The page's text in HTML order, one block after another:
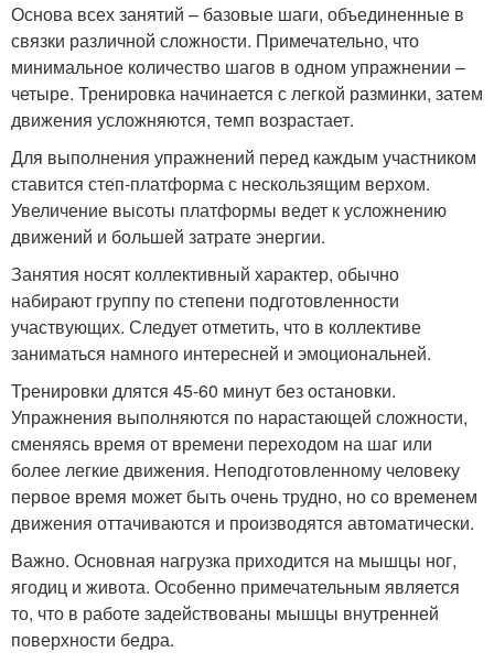
Основа всех занятий – базовые шаги, объединенные в
связки различной сложности. Примечательно, что
минимальное количество шагов в одном упражнении –
четыре. Тренировка начинается с легкой разминки, затем
движения усложняются, темп возрастает.
Для выполнения упражнений перед каждым участником
ставится степ-платформа с нескользящим верхом.
Увеличение высоты платформы ведет к усложнению
движений и большей затрате энергии.
Занятия носят коллективный характер, обычно
набирают группу по степени подготовленности
участвующих. Следует отметить, что в коллективе
заниматься намного интересней и эмоциональней.
Тренировки длятся 45-60 минут без остановки.
Упражнения выполняются по нарастающей сложности,
сменяясь время от времени переходом на шаг или
более легкие движения. Неподготовленному человеку
первое время может быть очень трудно, но со временем
движения оттачиваются и производятся автоматически.
Важно. Основная нагрузка приходится на мышцы ног,
ягодиц и живота. Особенно примечательным является
то, что в работе задействованы мышцы внутренней
поверхности бедра.